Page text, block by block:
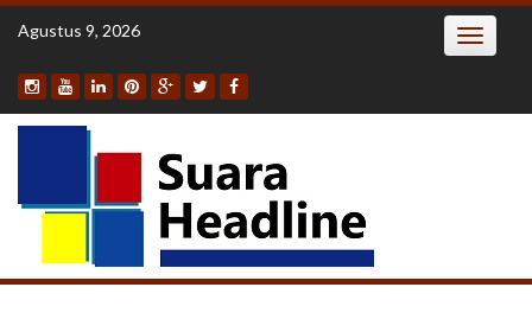
Skip
Agustus 9, 2026 Toggle